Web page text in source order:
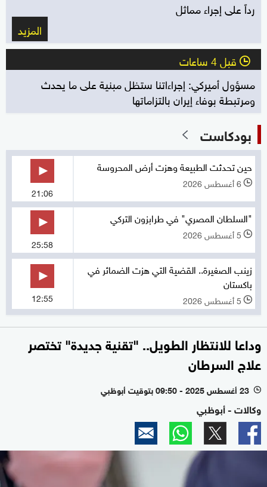
رداً على إجراء مماثل
المزيد
l قبل 4 ساعات
مسؤول أميركي: إجراءاتنا ستظل مبنية على ما يحدث
ومرتبطة بوفاء إيران بالتزاماتها
بودكاست
حين تحدثت الطبيعة وهزت أرض المحروسة
l 6 أغسطس 2026
21:06
"السلطان المصري" في طرابزون التركي
l 5 أغسطس 2026
25:58
زينب الصغيرة.. القضية التي هزت الضمائر في
باكستان
l 5 أغسطس 2026 12:55
وداعا للانتظار الطويل.. "تقنية جديدة" تختصر
علاج السرطان
l 23 أغسطس 2025 - 09:50 بتوقيت أبوظبي
وكالات - أبوظبي